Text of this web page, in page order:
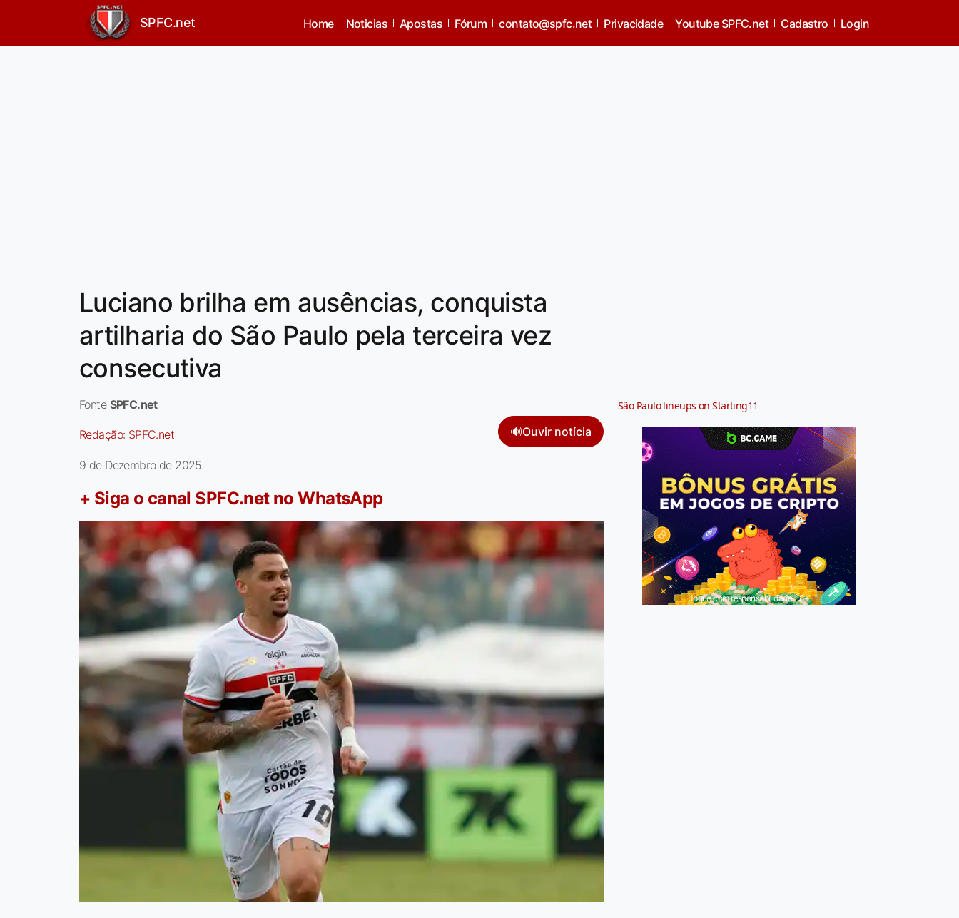
SPFC.net Home Noticias Apostas Fórum contato@spfc.net Privacidade Youtube SPFC.net Cadastro Login
Luciano brilha em ausências, conquista
artilharia do São Paulo pela terceira vez
consecutiva
Fonte SPFC.net
Redação: SPFC.net 🔊Ouvir notícia
9 de Dezembro de 2025
+ Siga o canal SPFC.net no WhatsApp
São Paulo lineups on Starting11
Jogue com responsabilidade. 18+